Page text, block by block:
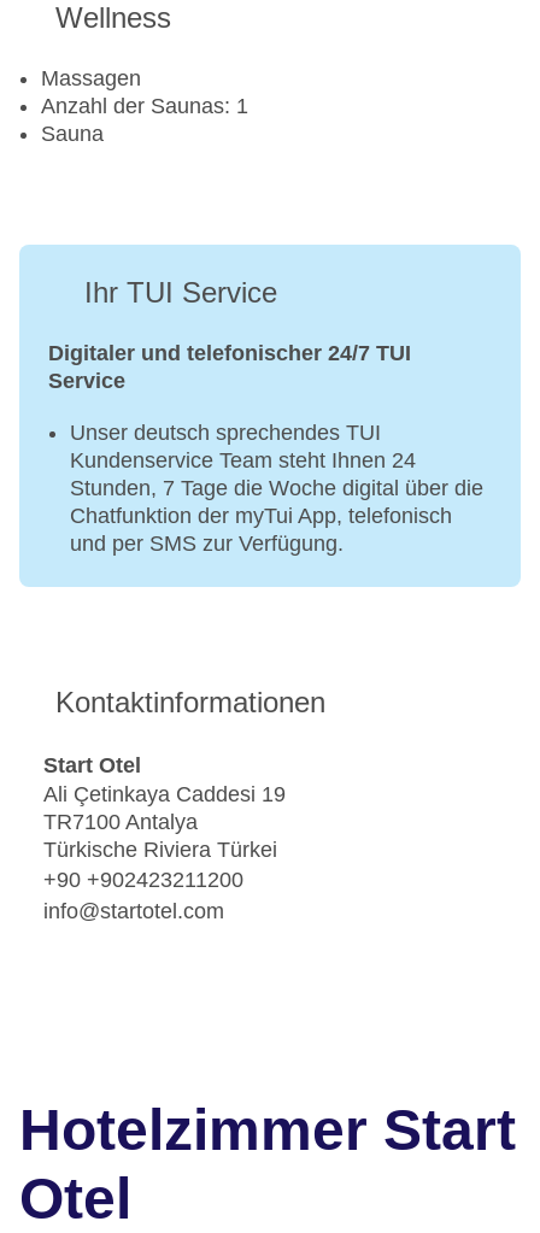
Wellness
Massagen
Anzahl der Saunas: 1
Sauna
Ihr TUI Service
Digitaler und telefonischer 24/7 TUI
Service
Unser deutsch sprechendes TUI
Kundenservice Team steht Ihnen 24
Stunden, 7 Tage die Woche digital über die
Chatfunktion der myTui App, telefonisch
und per SMS zur Verfügung.
Kontaktinformationen
Start Otel
Ali Çetinkaya Caddesi 19
TR7100 Antalya
Türkische Riviera Türkei
+90 +902423211200
info@startotel.com
Hotelzimmer Start
Otel